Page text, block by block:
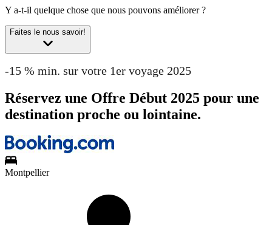
Y a-t-il quelque chose que nous pouvons améliorer ?
Faites le nous savoir!
-15 % min. sur votre 1er voyage 2025
Réservez une Offre Début 2025 pour une
destination proche ou lointaine.
Montpellier